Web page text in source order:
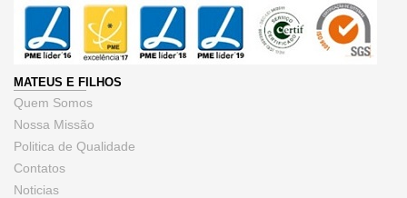
MATEUS E FILHOS
Quem Somos
Nossa Missão
Politica de Qualidade
Contatos
Noticias